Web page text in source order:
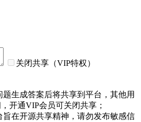
关闭共享（VIP特权）
生成答案后将共享到平台，其他用
开通VIP会员可关闭共享；
旨在开源共享精神，请勿发布敏感信